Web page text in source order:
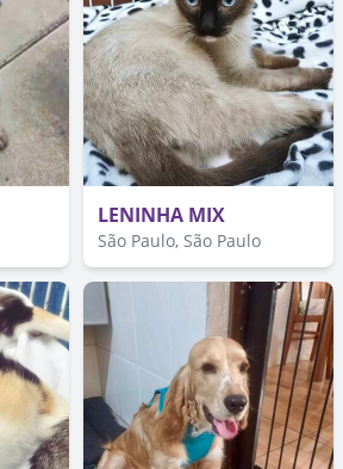
LENINHA MIX
São Paulo, São Paulo